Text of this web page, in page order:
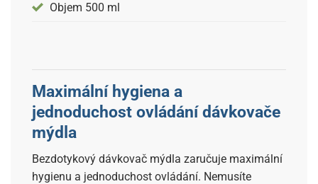
Objem 500 ml
Maximální hygiena a
jednoduchost ovládání dávkovače
mýdla
Bezdotykový dávkovač mýdla zaručuje maximální
hygienu a jednoduchost ovládání. Nemusíte